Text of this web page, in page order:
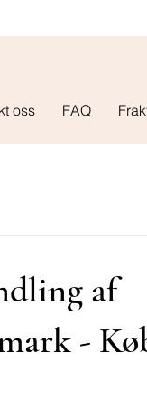
oss FAQ
af
-